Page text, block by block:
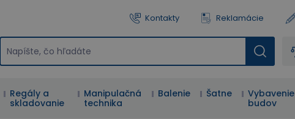
Kontakty Reklamácie
Regály a
skladovanie
Manipulačná
technika
Balenie Šatne
Vybavenie
budov